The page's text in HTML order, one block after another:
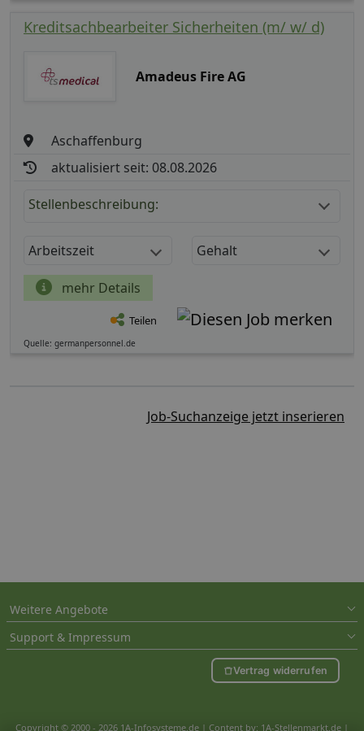
Kreditsachbearbeiter Sicherheiten (m/ w/ d)
Amadeus Fire AG
Aschaffenburg
aktualisiert seit: 08.08.2026
Stellenbeschreibung:
Arbeitszeit Gehalt
mehr Details
Teilen
Quelle: germanpersonnel.de
Job-Suchanzeige jetzt inserieren
Weitere Angebote
Support & Impressum
Vertrag widerrufen
Copyright © 2000 - 2026 1A-Infosysteme.de | Content by: 1A-Stellenmarkt.de |